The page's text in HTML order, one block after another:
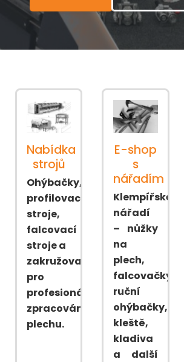
Nabídka
strojů
Ohýbačky,
profilovací
stroje,
falcovací
stroje a
zakružovačky
pro
profesionální
zpracování
plechu.
E-shop
s
nářadím
Klempířské
nářadí
– nůžky
na
plech,
falcovačky,
ruční
ohýbačky,
kleště,
kladiva
a další